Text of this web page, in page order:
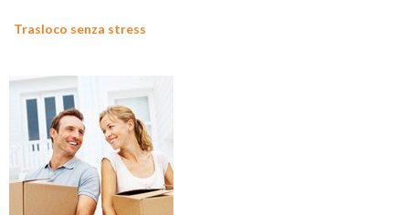
Trasloco senza stress